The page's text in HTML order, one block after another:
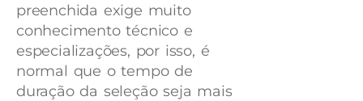
preenchida exige muito
conhecimento técnico e
especializações, por isso, é
normal que o tempo de
duração da seleção seja mais